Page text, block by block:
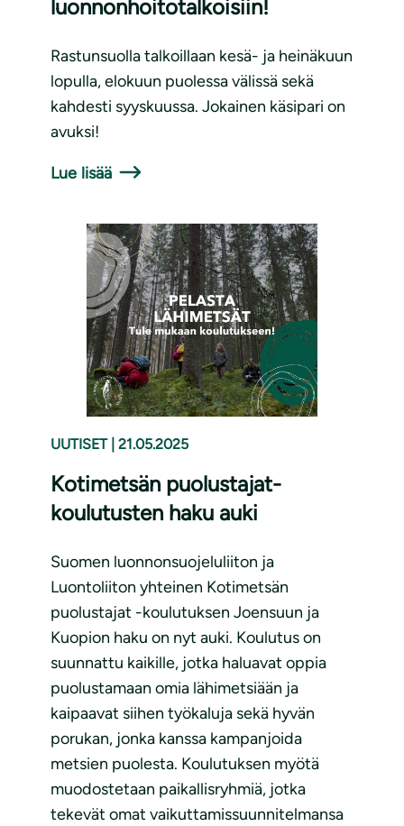
luonnonhoitotalkoisiin!
Rastunsuolla talkoillaan kesä- ja heinäkuun
lopulla, elokuun puolessa välissä sekä
kahdesti syyskuussa. Jokainen käsipari on
avuksi!
Lue lisää
UUTISET 21.05.2025
Kotimetsän puolustajat-
koulutusten haku auki
Suomen luonnonsuojeluliiton ja
Luontoliiton yhteinen Kotimetsän
puolustajat -koulutuksen Joensuun ja
Kuopion haku on nyt auki. Koulutus on
suunnattu kaikille, jotka haluavat oppia
puolustamaan omia lähimetsiään ja
kaipaavat siihen työkaluja sekä hyvän
porukan, jonka kanssa kampanjoida
metsien puolesta. Koulutuksen myötä
muodostetaan paikallisryhmiä, jotka
tekevät omat vaikuttamissuunnitelmansa